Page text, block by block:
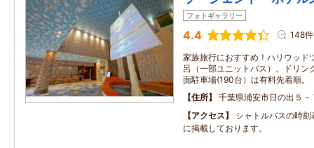
フォトギャラリー
4.4 148件
家族旅行におすすめ！ハリウッド
呂（一部ユニットバス）。ドリ
面駐車場(190台）は有料先着順。
住所
千葉県浦安市日の出５－
アクセス
シャトルバスの時
に掲載しております。